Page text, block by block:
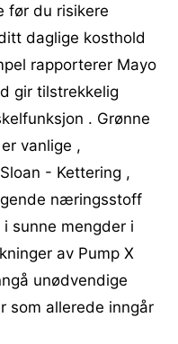
før du risikere
daglige kosthold
rapporterer Mayo
gir tilstrekkelig
. Grønne
vanlige ,
- Kettering ,
næringsstoff
sunne mengder i
av Pump X
unødvendige
som allerede inngår